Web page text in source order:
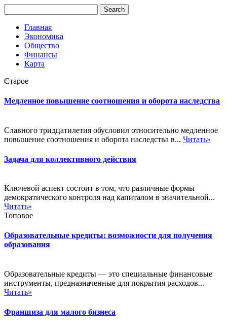
Главная
Экономика
Общество
Финансы
Карта
Старое
Медленное повышение соотношения и оборота наследства
Славного тридцатилетия обусловил относительно медленное
повышение соотношения и оборота наследства в... Читать»
Задача для коллективного действия
Ключевой аспект состоит в том, что различные формы
демократического контроля над капиталом в значительной...
Читать»
Топовое
Образовательные кредиты: возможности для получения
образования
Образовательные кредиты — это специальные финансовые
инструменты, предназначенные для покрытия расходов...
Читать»
Франшиза для малого бизнеса